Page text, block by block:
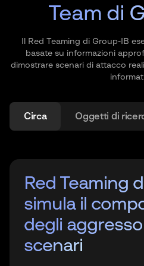
Team di
Il Red Teaming di Group-IB
basate su informazioni
dimostrare scenari di attacco
Circa Oggetti di
Red Teaming
confrontocon
Red Teaming
simula il
degli
scenari
Ispezione su
Red Teaming valuta non
sistema di sicurezza delle
anche la capacità del
rispondere agli incidenti.
Red Teaming
in azione
Risultati del
Teaming
Responsabilizzare
Red Teaming
confrontocon
Red Teaming
simula il
degli
scenari